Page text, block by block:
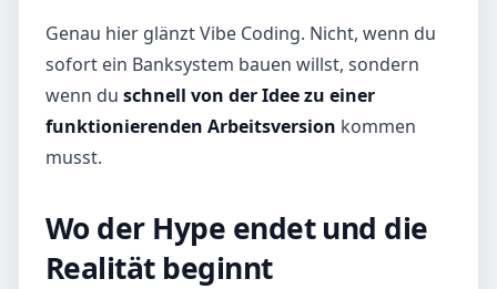
Genau hier glänzt Vibe Coding. Nicht, wenn du
sofort ein Banksystem bauen willst, sondern
wenn du schnell von der Idee zu einer
funktionierenden Arbeitsversion kommen
musst.
Wo der Hype endet und die
Realität beginnt